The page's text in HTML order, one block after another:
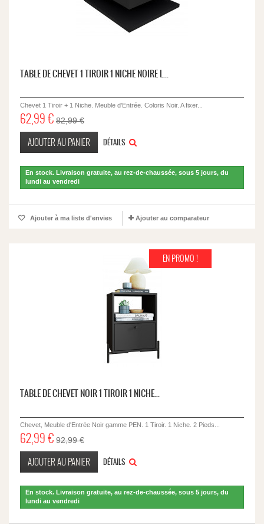
TABLE DE CHEVET 1 TIROIR 1 NICHE NOIRE L...
Chevet 1 Tiroir + 1 Niche. Meuble d'Entrée. Coloris Noir. A fixer...
62,99 € 82,99 €
AJOUTER AU PANIER DÉTAILS
En stock. Livraison gratuite, au rez-de-chaussée, sous 5 jours, du
lundi au vendredi
Ajouter à ma liste d'envies Ajouter au comparateur
EN PROMO !
TABLE DE CHEVET NOIR 1 TIROIR 1 NICHE...
Chevet, Meuble d'Entrée Noir gamme PEN. 1 Tiroir. 1 Niche. 2 Pieds...
62,99 € 92,99 €
AJOUTER AU PANIER DÉTAILS
En stock. Livraison gratuite, au rez-de-chaussée, sous 5 jours, du
lundi au vendredi